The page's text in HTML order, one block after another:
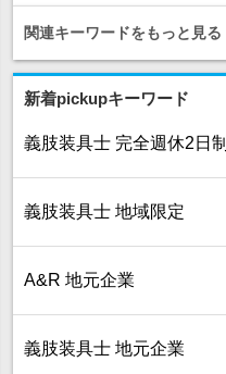
関連キーワードをもっと見る
新着pickupキーワード
義肢装具士 完全週休2日制
義肢装具士 地域限定
A&R 地元企業
義肢装具士 地元企業